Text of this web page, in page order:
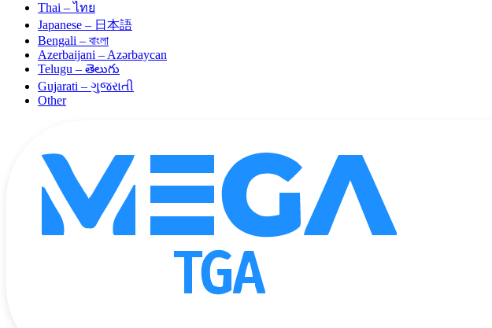
Thai – ไทย
Japanese – 日本語
Bengali – বাংলা
Azerbaijani – Azərbaycan
Telugu – తెలుగు
Gujarati – ગુજરાતી
Other